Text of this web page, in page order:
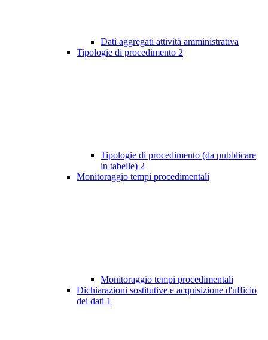
Dati aggregati attività amministrativa
Tipologie di procedimento 2
Tipologie di procedimento (da pubblicare
in tabelle) 2
Monitoraggio tempi procedimentali
Monitoraggio tempi procedimentali
Dichiarazioni sostitutive e acquisizione d'ufficio
dei dati 1